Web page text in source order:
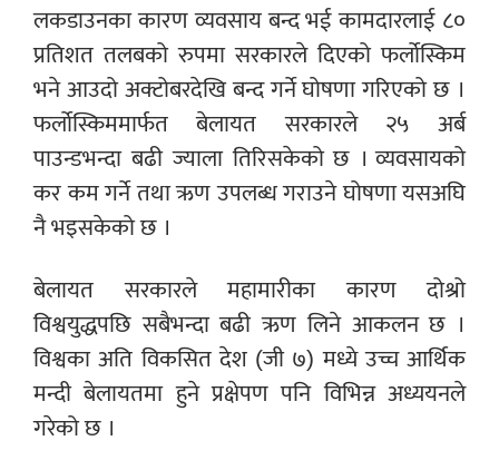
लकडाउनका कारण व्यवसाय बन्द भई कामदारलाई ८०
प्रतिशत तलबको रुपमा सरकारले दिएको फर्लोस्किम
भने आउदो अक्टोबरदेखि बन्द गर्ने घोषणा गरिएको छ ।
फर्लोस्किममार्फत बेलायत सरकारले २५ अर्ब
पाउन्डभन्दा बढी ज्याला तिरिसकेको छ । व्यवसायको
कर कम गर्ने तथा ऋण उपलब्ध गराउने घोषणा यसअघि
नै भइसकेको छ ।
बेलायत सरकारले महामारीका कारण दोश्रो
विश्वयुद्धपछि सबैभन्दा बढी ऋण लिने आकलन छ ।
विश्वका अति विकसित देश (जी ७) मध्ये उच्च आर्थिक
मन्दी बेलायतमा हुने प्रक्षेपण पनि विभिन्न अध्ययनले
गरेको छ ।